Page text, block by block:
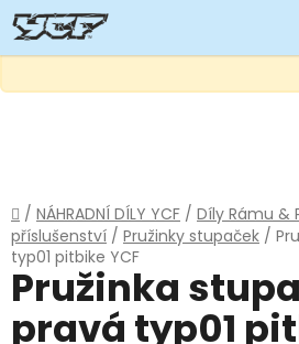
Domů
/ NÁHRADNÍ DÍLY YCF / Díly Rámu &
příslušenství / Pružinky stupaček /
typ01 pitbike YCF
Pružinka
pravá typ01